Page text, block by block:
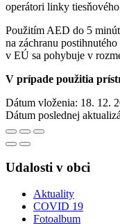
operátori linky
Použitím AED do 5
na záchranu
v EÚ sa pohybuje v
V prípade použitia
Dátum vloženia: 18. 12.
Dátum poslednej
Udalosti v obci
Aktuality
COVID 19
Fotoalbum